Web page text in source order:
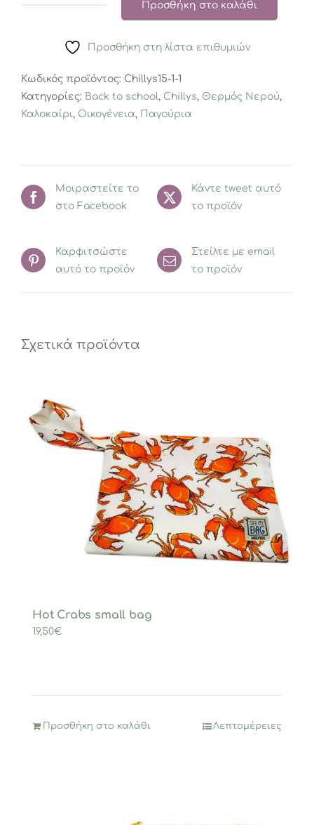
CUP
TROPICAL
TOUCAN
CHILLY'S
Προσθήκη στο καλάθι
Προσθήκη στη λίστα επιθυμιών
Κωδικός προϊόντος: Chillys15-1-1
Κατηγορίες: Back to school, Chillys, Θερμός Νερού,
Καλοκαίρι , Οικογένεια, Παγούρια
Μοιραστείτε το
στο Facebook
Κάντε tweet αυτό
το προϊόν
Καρφιτσώστε
αυτό το προϊόν
Στείλτε με email
το προϊόν
Σχετικά προϊόντα
Hot Crabs small bag
19,50€
Προσθήκη στο καλάθι Λεπτομέρειες